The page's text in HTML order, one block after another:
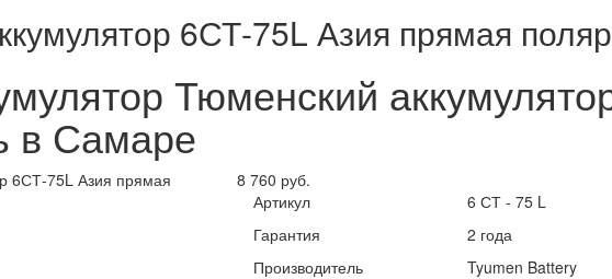
6СТ-75L Азия прямая
Тюменский
в Самаре
8 760 руб.
Артикул
6 СТ - 75 L
Гарантия
2 года
Производитель
Tyumen Battery